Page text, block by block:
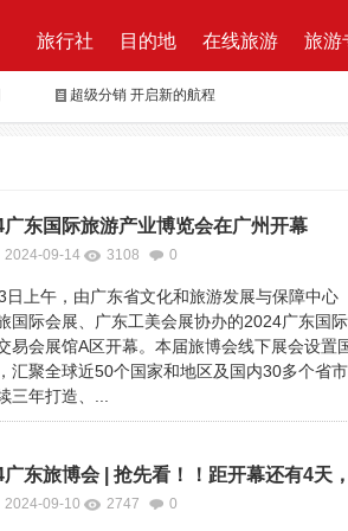
旅行社 目的地 在线旅游 旅游
超级分销 开启新的航程
旅行社大佬对“营改增”说了些什么？
上上签获6000万B轮融资，千万产业基金助
全球摄影旅行“路图”宣布获得千万元融资
重磅|云地接全资收购蘑菇旅行 打造加强版
广东国际旅游产业博览会在广州开幕
2024-09-14 3108 0
日上午，由广东省文化和旅游发展与保障中心
国际会展、广东工美会展协办的2024广东国
易会展馆A区开幕。本届旅博会线下展会设
汇聚全球近50个国家和地区及国内30多个省
三年打造、...
广东旅博会 | 抢先看！！距开幕还有4天
2024-09-10 2747 0